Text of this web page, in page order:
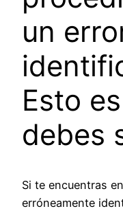
un
Esto
debes
Si te encuentras
erróneamente